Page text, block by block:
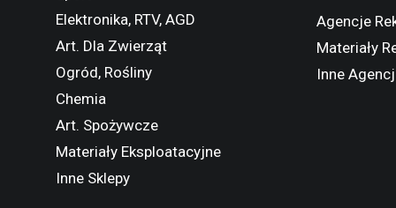
Elektronika, RTV, AGD
Art. Dla Zwierząt
Ogród, Rośliny
Chemia
Art. Spożywcze
Materiały Eksploatacyjne
Inne Sklepy
Agencje
Materiały
Inne